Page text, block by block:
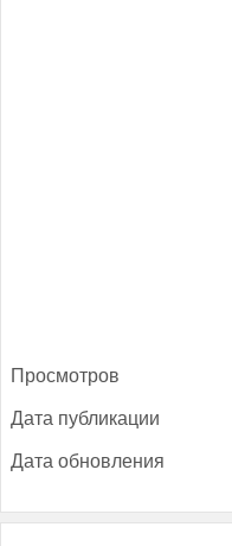
Прос­мотров
Да­та пуб­ли­кации
Да­та об­новле­ния